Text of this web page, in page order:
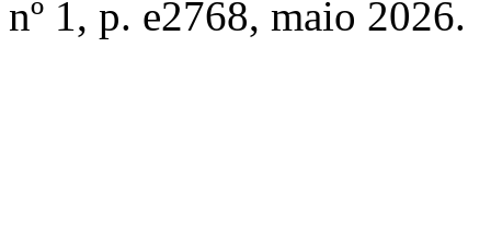
nº 1, p. e2768, maio 2026.